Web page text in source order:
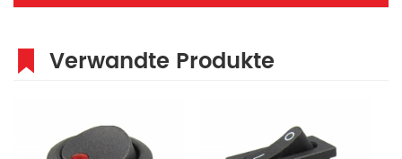
Verwandte Produkte